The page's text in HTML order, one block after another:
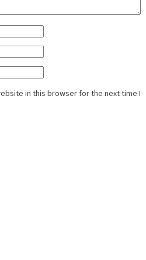
in this browser for the next time I